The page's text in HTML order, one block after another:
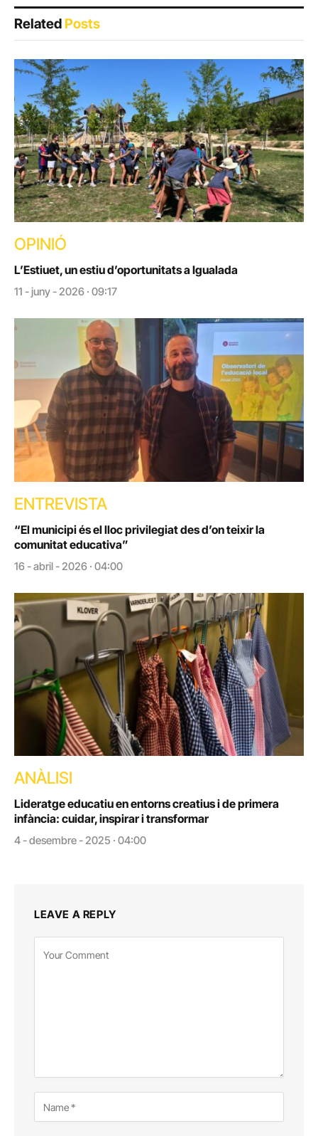
RelatedPosts
OPINIÓ
L’Estiuet, un estiu d’oportunitats a Igualada
11 - juny - 2026 · 09:17
ENTREVISTA
“El municipi és el lloc privilegiat des d’on teixir la
comunitat educativa”
16 - abril - 2026 · 04:00
ANÀLISI
Lideratge educatiu en entorns creatius i de primera
infància: cuidar, inspirar i transformar
4 - desembre - 2025 · 04:00
LEAVE A REPLY